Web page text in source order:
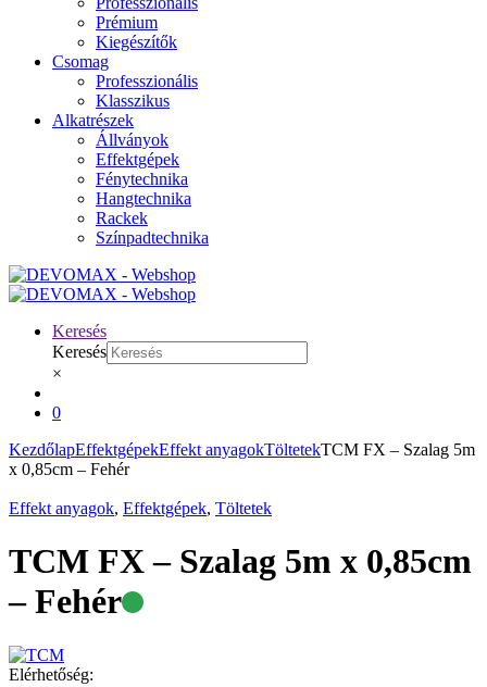
Prémium
Kiegészítők
Csomag
Professzionális
Klasszikus
Alkatrészek
Állványok
Effektgépek
Fénytechnika
Hangtechnika
Rackek
Színpadtechnika
Keresés
Keresés
×
0
KezdőlapEffektgépekEffekt anyagokTöltetekTCM FX – Szalag 5m
x 0,85cm – Fehér
Effekt anyagok, Effektgépek, Töltetek
TCM FX – Szalag 5m x 0,85cm
– Fehér Elérhető
Elérhetőség: